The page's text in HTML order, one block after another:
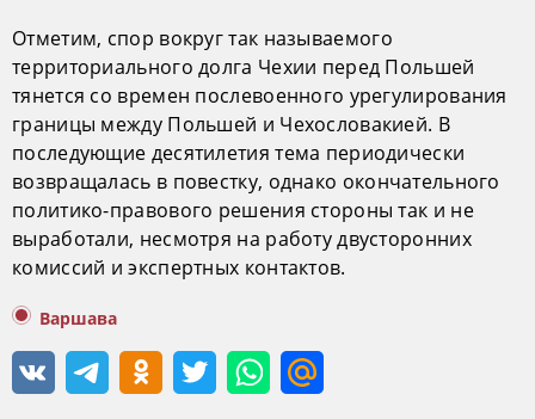
Отметим, спор вокруг так называемого
территориального долга Чехии перед Польшей
тянется со времен послевоенного урегулирования
границы между Польшей и Чехословакией. В
последующие десятилетия тема периодически
возвращалась в повестку, однако окончательного
политико-правового решения стороны так и не
выработали, несмотря на работу двусторонних
комиссий и экспертных контактов.
Варшава